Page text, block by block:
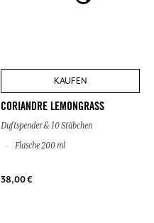
KAUFEN
CORIANDRE LEMONGRASS
Duftspender & 10 Stäbchen
Flasche 200 ml
38,00 €